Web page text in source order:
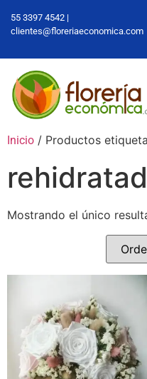
55 3397 4542 |
clientes@floreriaeconomica.com
Inicio / Productos
Mostrando el único